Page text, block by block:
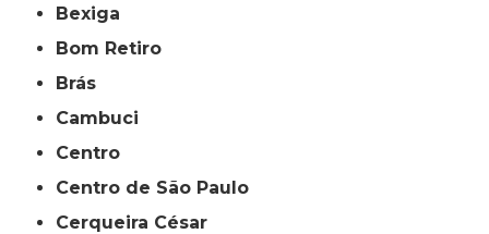
Bexiga
Bom Retiro
Brás
Cambuci
Centro
Centro de São Paulo
Cerqueira César